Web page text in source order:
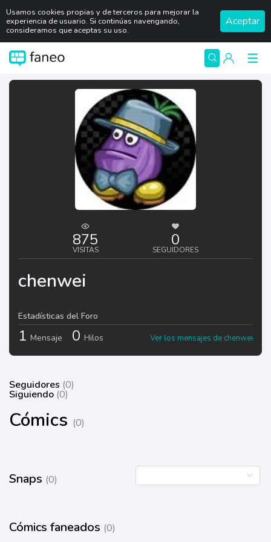
Usamos cookies propias y de terceros para mejorar la
experiencia de usuario. Si continúas navengando,
consideramos que aceptas su uso.
Aceptar
875
VISITAS
0
SEGUIDORES
chenwei
Estadísticas del Foro
1 Mensaje 0 Hilos Ver los mensajes de chenwei
Seguidores (0)
Siguiendo (0)
Cómics (0)
Snaps (0)
Cómics faneados (0)